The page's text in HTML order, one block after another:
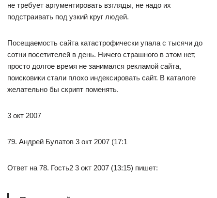
не требует аргументировать взгляды, не надо их
подстраивать под узкий круг людей.
Посещаемость сайта катастрофически упала с тысячи до
сотни посетителей в день. Ничего страшного в этом нет,
просто долгое время не занимался рекламой сайта,
поисковики стали плохо индексировать сайт. В каталоге
желательно бы скрипт поменять.
3 окт 2007
79. Андрей Булатов 3 окт 2007 (17:1
Ответ на 78. Гость2 3 окт 2007 (13:15) пишет: